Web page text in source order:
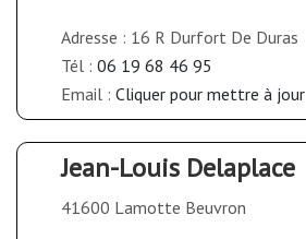
Adresse : 16 R Durfort De Duras
Tél : 06 19 68 46 95
Email : Cliquer pour mettre à jour
Jean-Louis Delaplace
41600 Lamotte Beuvron